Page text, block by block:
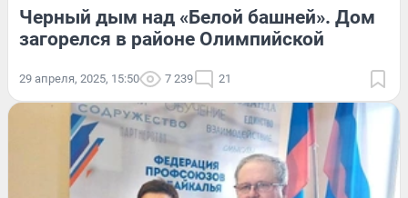
Черный дым над «Белой башней». Дом
загорелся в районе Олимпийской
29 апреля, 2025, 15:50 7 239 21